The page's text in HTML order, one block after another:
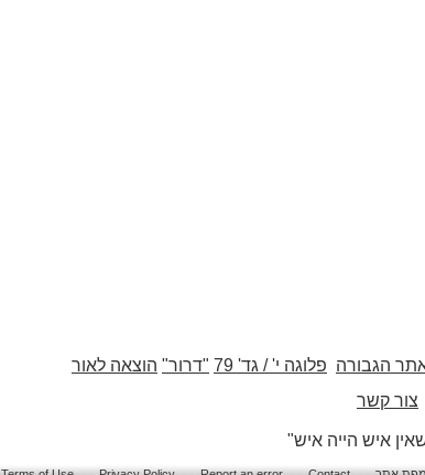
הגבורה פלוגה י' / גד' 79 "דרור" הוצאה לאור
צור קשר
איש הייה איש"